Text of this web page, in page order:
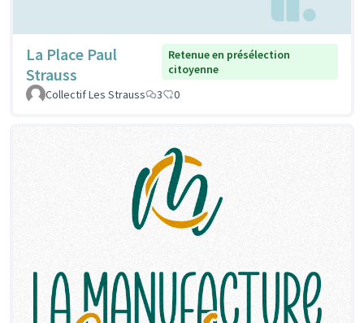
La Place Paul
Strauss
Retenue en présélection
citoyenne
Collectif Les Strauss
3 0